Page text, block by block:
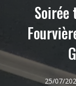
Soirée
25/07/